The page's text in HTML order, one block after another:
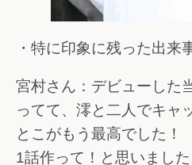
・特に印象に残った出来
宮村さん：デビューした
ってて、澪と二人でキャ
とこがもう最高でした
1話作って！と思いまし